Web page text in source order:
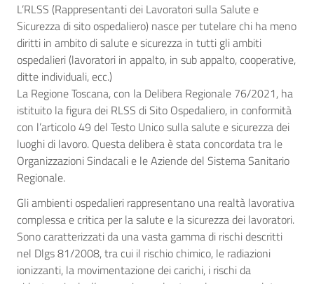
L’RLSS (Rappresentanti dei Lavoratori sulla Salute e
Sicurezza di sito ospedaliero) nasce per tutelare chi ha meno
diritti in ambito di salute e sicurezza in tutti gli ambiti
ospedalieri (lavoratori in appalto, in sub appalto, cooperative,
ditte individuali, ecc.)
La Regione Toscana, con la Delibera Regionale 76/2021, ha
istituito la figura dei RLSS di Sito Ospedaliero, in conformità
con l’articolo 49 del Testo Unico sulla salute e sicurezza dei
luoghi di lavoro. Questa delibera è stata concordata tra le
Organizzazioni Sindacali e le Aziende del Sistema Sanitario
Regionale.
Gli ambienti ospedalieri rappresentano una realtà lavorativa
complessa e critica per la salute e la sicurezza dei lavoratori.
Sono caratterizzati da una vasta gamma di rischi descritti
nel Dlgs 81/2008, tra cui il rischio chimico, le radiazioni
ionizzanti, la movimentazione dei carichi, i rischi da